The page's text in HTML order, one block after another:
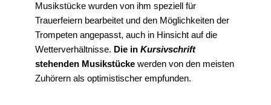
Musikstücke wurden von ihm speziell für
Trauerfeiern bearbeitet und den Möglichkeiten der
Trompeten angepasst, auch in Hinsicht auf die
Wetterverhältnisse. Die in Kursivschrift
stehenden Musikstücke werden von den meisten
Zuhörern als optimistischer empfunden.